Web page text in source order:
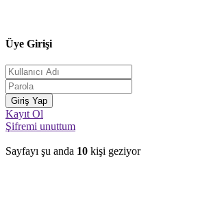
Üye Girişi
Kayıt Ol
Şifremi unuttum
Sayfayı şu anda 10 kişi geziyor